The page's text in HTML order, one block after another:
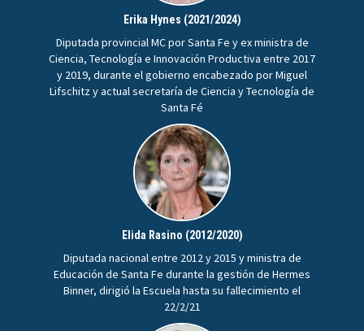
Erika Hynes (2021/2024)
Diputada provincial MC por Santa Fe y ex ministra de
Ciencia, Tecnología e Innovación Productiva entre 2017
y 2019, durante el gobierno encabezado por Miguel
Lifschitz y actual secretaría de Ciencia y Tecnología de
Santa Fé
Elida Rasino (2012/2020)
Diputada nacional entre 2012 y 2015 y ministra de
Educación de Santa Fe durante la gestión de Hermes
Binner, dirigió la Escuela hasta su fallecimiento el
22/2/21